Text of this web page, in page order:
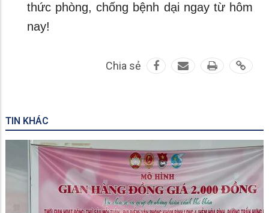
thức phòng, chống bệnh dại ngay từ hôm
nay!
Chia sẻ
TIN KHÁC